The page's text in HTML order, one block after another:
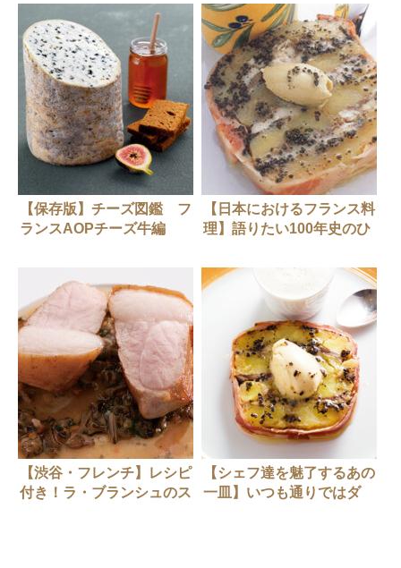
【保存版】チーズ図鑑 フ
ランスAOPチーズ牛編
【日本におけるフランス料
理】語りたい100年史のひ
ート・ドール、ラ・ブラン
シュ）
【渋谷・フレンチ】レシピ
付き！ラ・ブランシュのス
【シェフ達を魅了するあの
一皿】いつも通りではダ